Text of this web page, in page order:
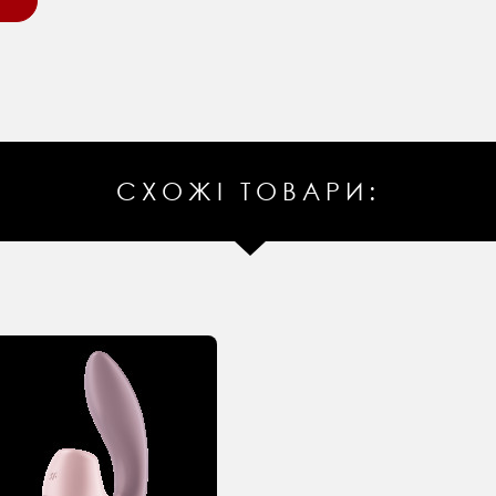
СХОЖІ ТОВАРИ: